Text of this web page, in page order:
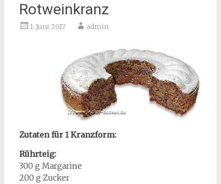
Rotweinkranz
1. Juni 2017 admin
Zutaten für 1 Kranzform:
Rührteig:
300 g Margarine
200 g Zucker